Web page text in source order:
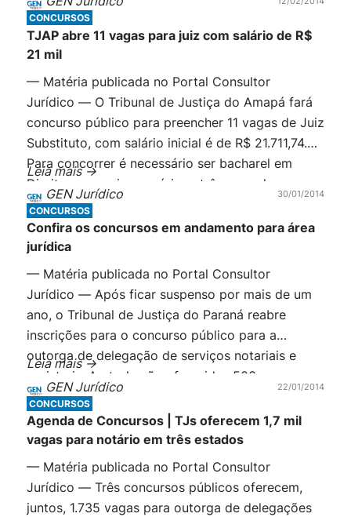
são oferecidas cerca de mil vagas. O concurso
com melhor remuneração é para o […]
CONCURSOS
TJAP abre 11 vagas para juiz com salário de R$
21 mil
— Matéria publicada no Portal Consultor
Jurídico — O Tribunal de Justiça do Amapá fará
concurso público para preencher 11 vagas de Juiz
Substituto, com salário inicial é de R$ 21.711,74.
Para concorrer é necessário ser bacharel em
Direito e possuir, no mínimo, três anos de
atividade jurídica, exercida após a obtenção do
grau de bacharel. Além disso, […]
Leia mais ->
GEN Jurídico
30/01/2014
CONCURSOS
Confira os concursos em andamento para área
jurídica
— Matéria publicada no Portal Consultor
Jurídico — Após ficar suspenso por mais de um
ano, o Tribunal de Justiça do Paraná reabre
inscrições para o concurso público para a
outorga de delegação de serviços notariais e
registrais. Ao todo são oferecidas 503 cargos,
sendo 326 por provimento e 177 por remoção. As
inscrições devem ser feitas até […]
Leia mais ->
GEN Jurídico
22/01/2014
CONCURSOS
Agenda de Concursos | TJs oferecem 1,7 mil
vagas para notário em três estados
— Matéria publicada no Portal Consultor
Jurídico — Três concursos públicos oferecem,
juntos, 1.735 vagas para outorga de delegações